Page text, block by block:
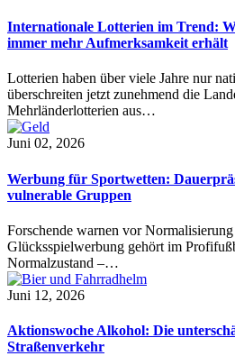
Internationale Lotterien im Trend:
immer mehr Aufmerksamkeit erhält
Lotterien haben über viele Jahre nur
überschreiten jetzt zunehmend die
Mehrländerlotterien aus…
Juni 02, 2026
Werbung für Sportwetten:
vulnerable Gruppen
Forschende warnen vor
Glücksspielwerbung gehört im
Normalzustand –…
Juni 12, 2026
Aktionswoche Alkohol: Die
Straßenverkehr